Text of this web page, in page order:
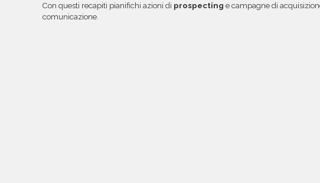
Con questi recapiti pianifichi azioni di prospecting e campagne di
comunicazione.